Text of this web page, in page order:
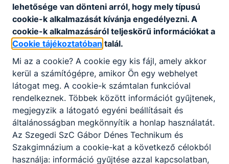
lehetősége van dönteni arról, hogy mely típusú
cookie-k alkalmazását kívánja engedélyezni. A
cookie-k alkalmazásáról teljeskörű információkat a
Cookie tájékoztatóban talál.
Mi az a cookie? A cookie egy kis fájl, amely akkor
kerül a számítógépre, amikor Ön egy webhelyet
látogat meg. A cookie-k számtalan funkcióval
rendelkeznek. Többek között információt gyűjtenek,
megjegyzik a látogató egyéni beállításait és
általánosságban megkönnyítik a honlap használatát.
Az Szegedi SzC Gábor Dénes Technikum és
Szakgimnázium a cookie-kat a következő célokból
használja: információ gyűjtése azzal kapcsolatban,